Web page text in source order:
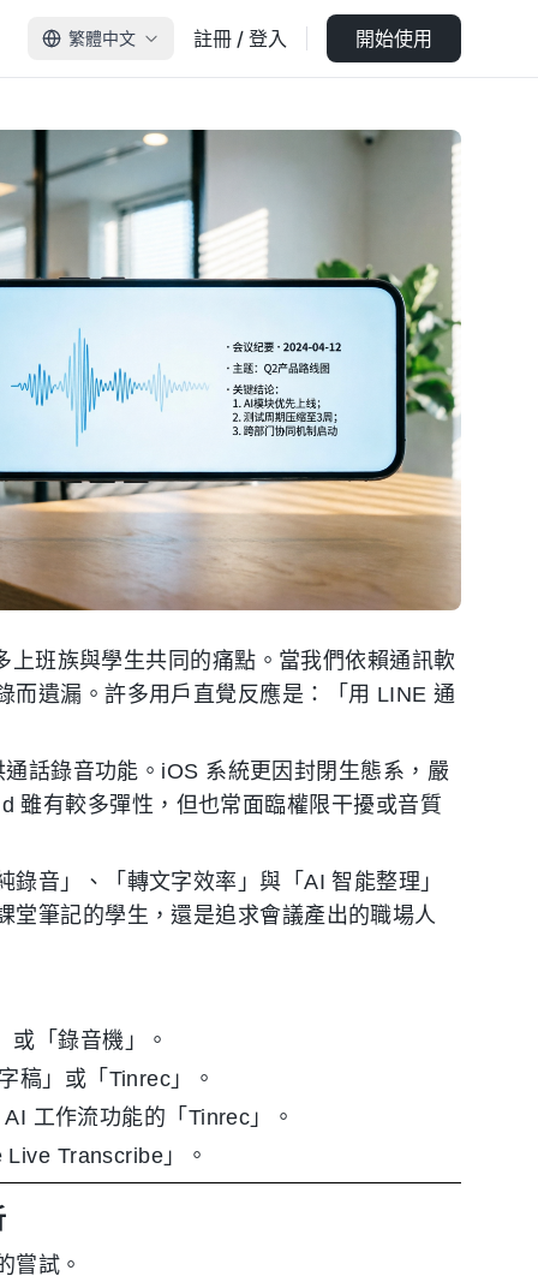
繁體中文 註冊 / 登入 開始使用
班族與學生共同的痛點。當我們依賴通訊軟
而遺漏。許多用戶直覺反應是：「用 LINE 通
話錄音功能。iOS 系統更因封閉生態系，嚴
雖有較多彈性，但也常面臨權限干擾或音質
音」、「轉文字效率」與「AI 智能整理」
堂筆記的學生，還是追求會議產出的職場人
「錄音機」。
」或「Tinrec」。
工作流功能的「Tinrec」。
Transcribe」。
嘗試。